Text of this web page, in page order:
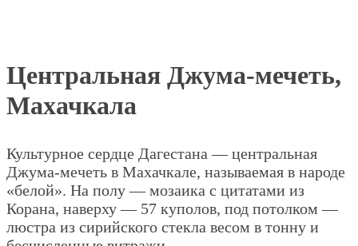
Центральная Джума-мечеть,
Махачкала
Культурное сердце Дагестана — центральная
Джума-мечеть в Махачкале, называемая в народе
«белой». На полу — мозаика с цитатами из
Корана, наверху — 57 куполов, под потолком —
люстра из сирийского стекла весом в тонну и